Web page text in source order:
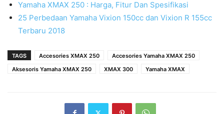
Yamaha XMAX 250 : Harga, Fitur Dan Spesifikasi
25 Perbedaan Yamaha Vixion 150cc dan Vixion R 155cc
Terbaru 2018
TAGS Accesories XMAX 250
Accesories Yamaha XMAX 250
Aksesoris Yamaha XMAX 250
XMAX 300 Yamaha XMAX